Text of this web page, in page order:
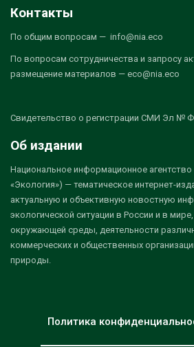
Контакты
По общим вопросам — info@nia.eco
По вопросам сотрудничества и запросу
размещение материалов — eco@nia.eco
Свидетельство о регистрации СМИ Эл №
Об издании
Национальное информационное
«Экология») — тематическое интернет-
актуальную и объективную новостную
экологической ситуации в России и в
окружающей среды, деятельности
коммерческих и общественных
природы.
Политика